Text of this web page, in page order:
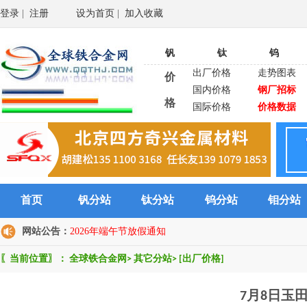
登录 注册 设为首页 加入收藏
钒 钛 钨
价
格
出厂价格
走势图表
国内价格
钢厂招标
国际价格
价格数据
首页 钒分站 钛分站 钨分站 钼分站
网站公告： 2026年端午节放假通知
〖当前位置〗： 全球铁合金网 > 其它分站> [出厂价格]
7月8日玉